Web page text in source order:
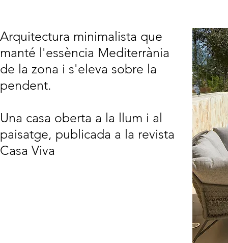
Arquitectura minimalista que
manté l'essència Mediterrània
de la zona i s'eleva sobre la
pendent.
Una casa oberta a la llum i al
paisatge, publicada a la revista
Casa Viva